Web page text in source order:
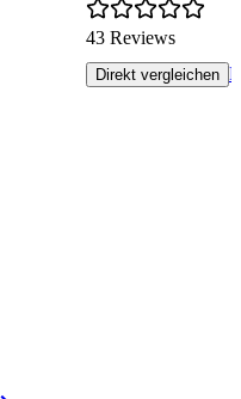
43 Reviews
Direkt vergleichen